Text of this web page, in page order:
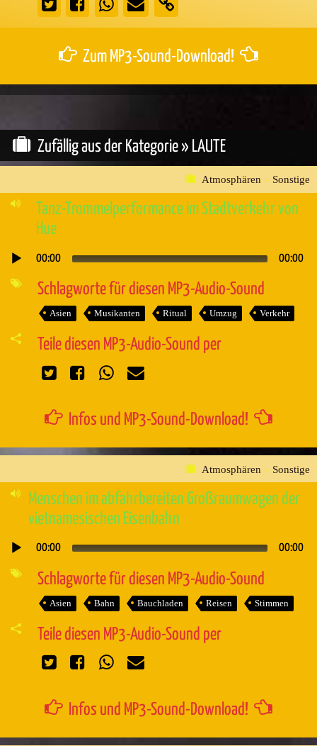
Zum MP3-Sound-Download!
Zufällig aus der Kategorie » LAUTE
Atmosphären » Sonstige
Tanz-Trommelperformance im Stadtverkehr von
Hue
Audio-
00:00 00:00
Schlagworte für diesen MP3-Audio-Sound
Asien Musikanten Ritual Umzug Verkehr
Teile diesen MP3-Audio-Sound per
Infos und MP3-Sound-Download!
Atmosphären » Sonstige
Menschen im abfahrbereiten Großraumwagen der
vietnamesischen Eisenbahn
Audio-
00:00 00:00
Schlagworte für diesen MP3-Audio-Sound
Asien Bahn Bauchladen Reisen Stimmen
Teile diesen MP3-Audio-Sound per
Infos und MP3-Sound-Download!